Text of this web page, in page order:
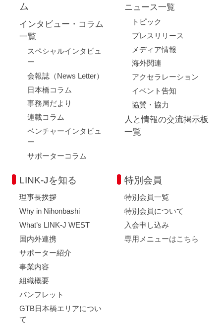
ム
インタビュー・コラム
一覧
スペシャルインタビュ
ー
会報誌（News Letter）
日本橋コラム
事務局だより
連載コラム
ベンチャーインタビュ
ー
サポーターコラム
ニュース一覧
トピック
プレスリリース
メディア情報
海外関連
アクセラレーション
イベント告知
協賛・協力
人と情報の交流掲示板
一覧
LINK-Jを知る
理事長挨拶
Why in Nihonbashi
What’s LINK-J WEST
国内外連携
サポーター紹介
事業内容
組織概要
パンフレット
GTB日本橋エリアについ
て
特別会員
特別会員一覧
特別会員について
入会申し込み
専用メニューはこちら